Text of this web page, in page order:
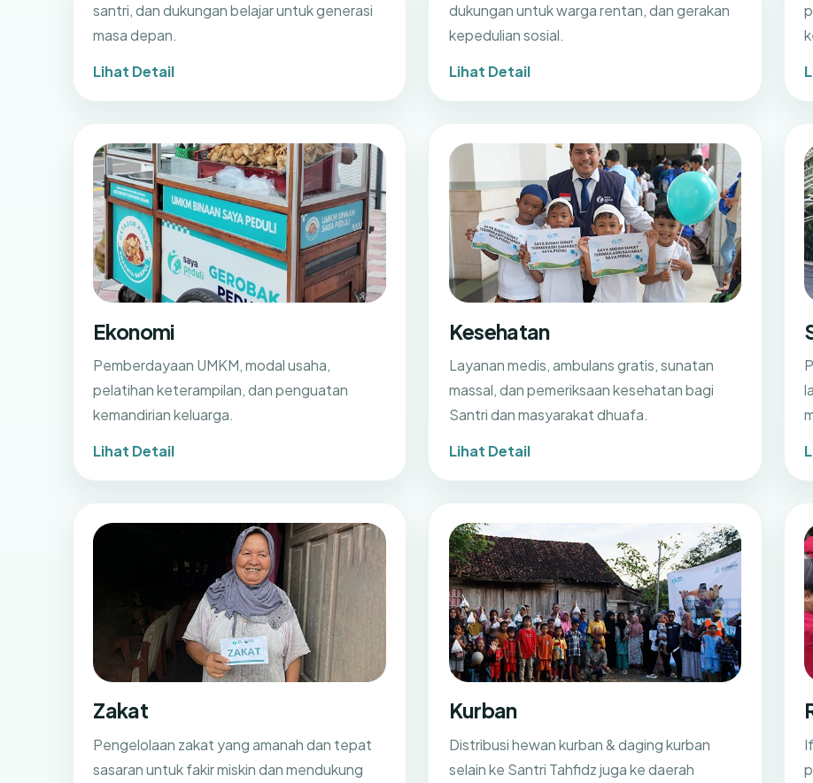
santri, dan dukungan belajar untuk generasi
masa depan.
Lihat Detail
dukungan untuk warga rentan, dan gerakan
kepedulian sosial.
Lihat Detail
Ekonomi
Pemberdayaan UMKM, modal usaha,
pelatihan keterampilan, dan penguatan
kemandirian keluarga.
Lihat Detail
Kesehatan
Layanan medis, ambulans gratis, sunatan
massal, dan pemeriksaan kesehatan bagi
Santri dan masyarakat dhuafa.
Lihat Detail
Zakat
Pengelolaan zakat yang amanah dan tepat
sasaran untuk fakir miskin dan mendukung
Kurban
Distribusi hewan kurban & daging kurban
selain ke Santri Tahfidz juga ke daerah